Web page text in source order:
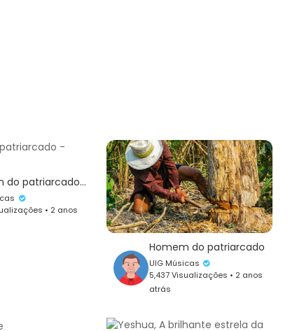
Homem do patriarcado - versão curta
• 2 anos
Homem do patriarcado
UIG Músicas
5,437 Visualizações • 2 anos
atrás